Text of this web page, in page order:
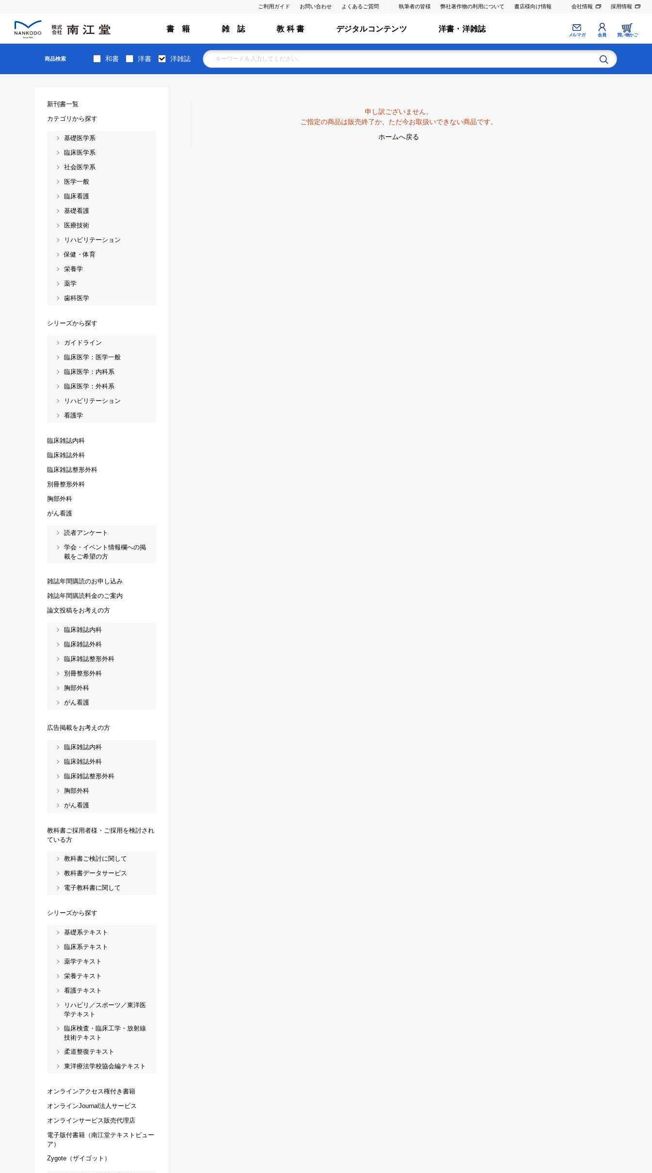
ご利用ガイド お問い合わせ よくあるご質問 執筆者の皆様 弊社著作物の利用について 書店様向け情報 会社情報 採用情報
書 籍 雑 誌 教 科 書 デジタルコンテンツ 洋書・洋雑誌
メルマガ 会員 買い物かご
商品検索 和書 洋書 洋雑誌
申し訳ございません。
ご指定の商品は販売終了か、ただ今お取扱いできない商品です。
ホームへ戻る
新刊書一覧
カテゴリから探す
基礎医学系
臨床医学系
社会医学系
医学一般
臨床看護
基礎看護
医療技術
リハビリテーション
保健・体育
栄養学
薬学
歯科医学
シリーズから探す
ガイドライン
臨床医学：医学一般
臨床医学：内科系
臨床医学：外科系
リハビリテーション
看護学
臨床雑誌内科
臨床雑誌外科
臨床雑誌整形外科
別冊整形外科
胸部外科
がん看護
読者アンケート
学会・イベント情報欄への掲
載をご希望の方
雑誌年間購読のお申し込み
雑誌年間購読料金のご案内
論文投稿をお考えの方
臨床雑誌内科
臨床雑誌外科
臨床雑誌整形外科
別冊整形外科
胸部外科
がん看護
広告掲載をお考えの方
臨床雑誌内科
臨床雑誌外科
臨床雑誌整形外科
胸部外科
がん看護
教科書ご採用者様・ご採用を検討され
ている方
教科書ご検討に関して
教科書データサービス
電子教科書に関して
シリーズから探す
基礎系テキスト
臨床系テキスト
薬学テキスト
栄養テキスト
看護テキスト
リハビリ／スポーツ／東洋医
学テキスト
臨床検査・臨床工学・放射線
技術テキスト
柔道整復テキスト
東洋療法学校協会編テキスト
オンラインアクセス権付き書籍
オンラインJournal法人サービス
オンラインサービス販売代理店
電子版付書籍（南江堂テキストビュー
ア）
Zygote（ザイゴット）